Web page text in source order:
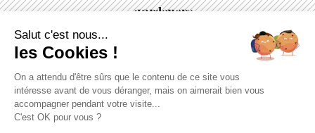
Salut c'est nous...
les Cookies !
On a attendu d'être sûrs que le contenu de ce site vous
intéresse avant de vous déranger, mais on aimerait bien vous
accompagner pendant votre visite...
C'est OK pour vous ?